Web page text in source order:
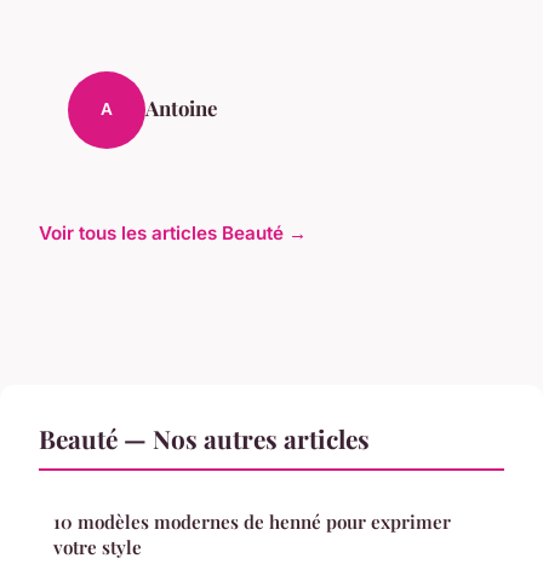
A Antoine
Voir tous les articles Beauté →
Beauté — Nos autres articles
10 modèles modernes de henné pour exprimer
votre style